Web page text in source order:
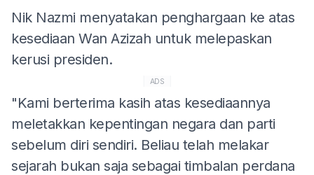
Nik Nazmi menyatakan penghargaan ke atas
kesediaan Wan Azizah untuk melepaskan
kerusi presiden.
ADS
"Kami berterima kasih atas kesediaannya
meletakkan kepentingan negara dan parti
sebelum diri sendiri. Beliau telah melakar
sejarah bukan saja sebagai timbalan perdana